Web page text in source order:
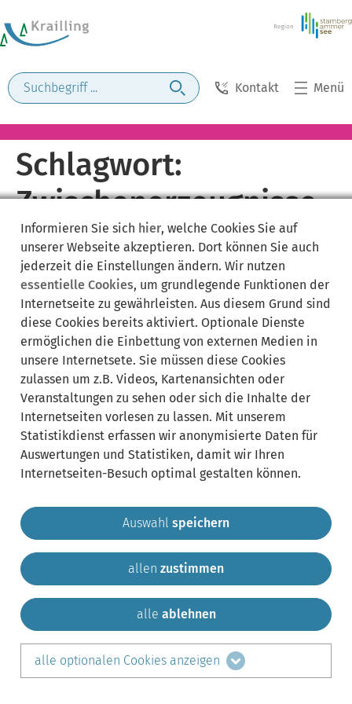
Kontakt Menü
Schlagwort:
Zwischenerzeugnisse
Gemeinde Krailling Impressum
Sitemap
Kontakt
teilen auf:
LinkedIn
Informieren Sie sich hier, welche Cookies Sie auf
unserer Webseite akzeptieren. Dort können Sie auch
jederzeit die Einstellungen ändern. Wir nutzen
essentielle Cookies, um grundlegende Funktionen der
Internetseite zu gewährleisten. Aus diesem Grund sind
diese Cookies bereits aktiviert. Optionale Dienste
ermöglichen die Einbettung von externen Medien in
unsere Internetsete. Sie müssen diese Cookies
zulassen um z.B. Videos, Kartenansichten oder
Veranstaltungen zu sehen oder sich die Inhalte der
Internetseiten vorlesen zu lassen. Mit unserem
Statistikdienst erfassen wir anonymisierte Daten für
Auswertungen und Statistiken, damit wir Ihren
Internetseiten-Besuch optimal gestalten können.
Auswahl speichern
allen zustimmen
alle ablehnen
alle optionalen Cookies anzeigen